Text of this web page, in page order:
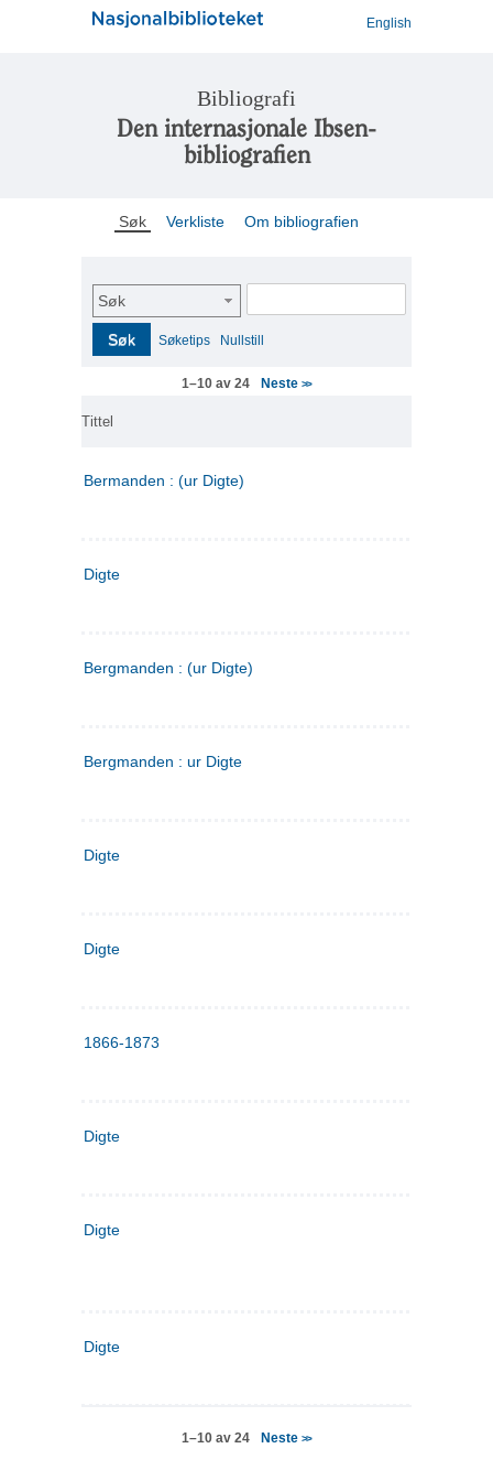
English
Bibliografi
Den internasjonale Ibsen-
bibliografien
Søk Verkliste Om bibliografien
Søk
Søk Søketips Nullstill
1–10 av 24 Neste>>
Tittel
Bermanden : (ur Digte)
Digte
Bergmanden : (ur Digte)
Bergmanden : ur Digte
Digte
Digte
1866-1873
Digte
Digte
Digte
1–10 av 24 Neste>>